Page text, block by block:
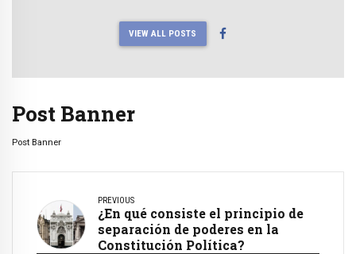
VIEW ALL POSTS
Post Banner
Post Banner
PREVIOUS
¿En qué consiste el principio de
separación de poderes en la
Constitución Política?